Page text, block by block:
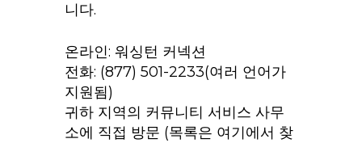
니다.
온라인: 워싱턴 커넥션
전화: (877) 501-2233(여러 언어가
지원됨)
귀하 지역의 커뮤니티 서비스 사무
소에 직접 방문 (목록은 여기에서 찾